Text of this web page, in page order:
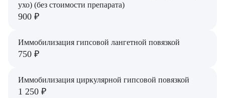
ухо) (без стоимости препарата)
900 ₽
Иммобилизация гипсовой лангетной повязкой
750 ₽
Иммобилизация циркулярной гипсовой повязкой
1 250 ₽